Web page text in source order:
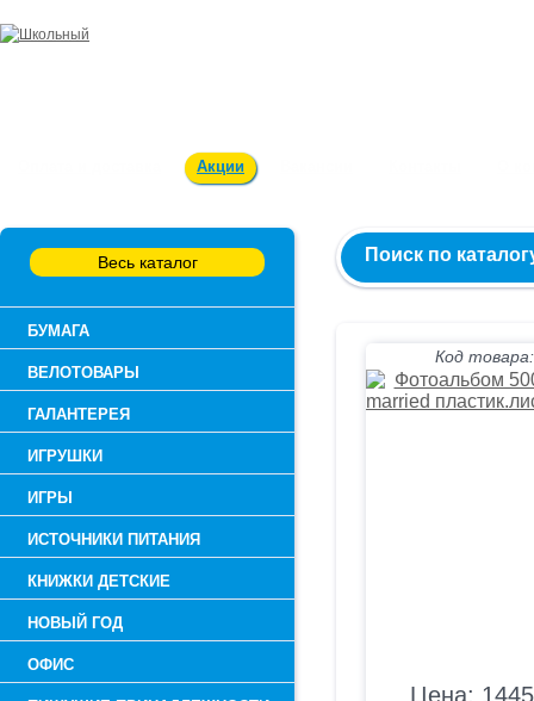
Акции
Весь каталог
БУМАГА
ВЕЛОТОВАРЫ
ГАЛАНТЕРЕЯ
ИГРУШКИ
ИГРЫ
ИСТОЧНИКИ ПИТАНИЯ
КНИЖКИ ДЕТСКИЕ
НОВЫЙ ГОД
ОФИС
Поиск по
Код
Цена: